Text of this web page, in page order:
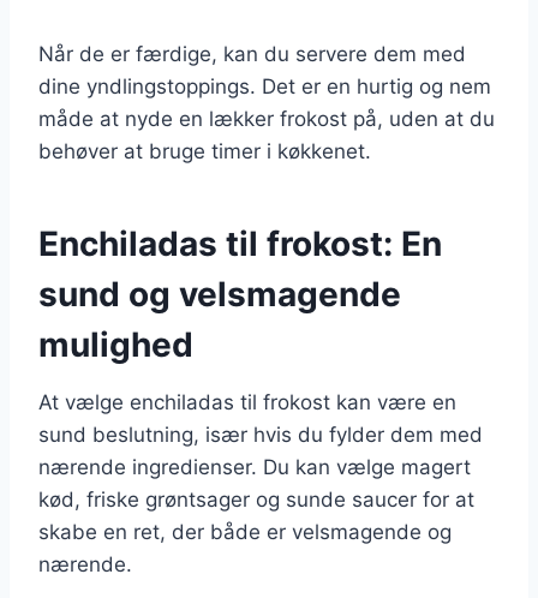
Når de er færdige, kan du servere dem med
dine yndlingstoppings. Det er en hurtig og nem
måde at nyde en lækker frokost på, uden at du
behøver at bruge timer i køkkenet.
Enchiladas til frokost: En
sund og velsmagende
mulighed
At vælge enchiladas til frokost kan være en
sund beslutning, især hvis du fylder dem med
nærende ingredienser. Du kan vælge magert
kød, friske grøntsager og sunde saucer for at
skabe en ret, der både er velsmagende og
nærende.